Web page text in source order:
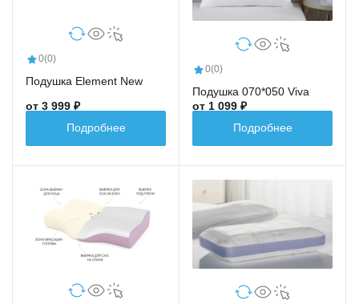
0(0)
Подушка Element New
от 3 999 ₽
Подробнее
0(0)
Подушка 070*050 Viva
от 1 099 ₽
Подробнее